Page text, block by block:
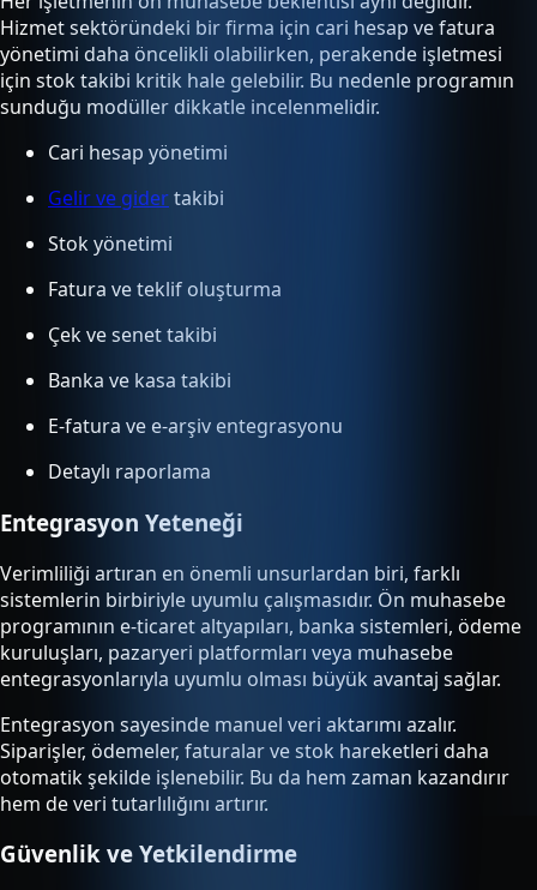
Hizmet sektöründeki bir firma için cari hesap ve fatura
yönetimi daha öncelikli olabilirken, perakende işletmesi
için stok takibi kritik hale gelebilir. Bu nedenle programın
sunduğu modüller dikkatle incelenmelidir.
Cari hesap yönetimi
Gelir ve gidertakibi
Stok yönetimi
Fatura ve teklif oluşturma
Çek ve senet takibi
Banka ve kasa takibi
E-fatura ve e-arşiv entegrasyonu
Detaylı raporlama
Entegrasyon Yeteneği
Verimliliği artıran en önemli unsurlardan biri, farklı
sistemlerin birbiriyle uyumlu çalışmasıdır. Ön muhasebe
programının e-ticaret altyapıları, banka sistemleri, ödeme
kuruluşları, pazaryeri platformları veya muhasebe
entegrasyonlarıyla uyumlu olması büyük avantaj sağlar.
Entegrasyon sayesinde manuel veri aktarımı azalır.
Siparişler, ödemeler, faturalar ve stok hareketleri daha
otomatik şekilde işlenebilir. Bu da hem zaman kazandırır
hem de veri tutarlılığını artırır.
Güvenlik ve Yetkilendirme